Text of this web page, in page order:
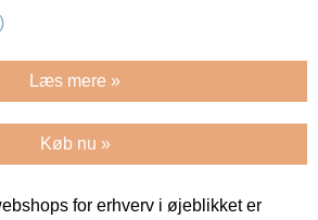
Læs mere »
Køb nu »
for erhverv i øjeblikket er